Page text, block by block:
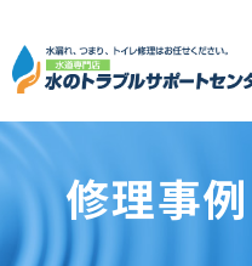
修理事